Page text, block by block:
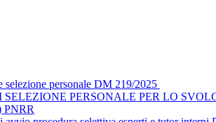
selezione personale DM 219/2025
SELEZIONE PERSONALE PER LO
PNRR